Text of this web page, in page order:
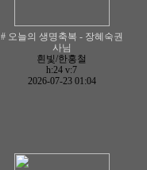
# 오늘의 생명축복 - 장혜숙권
사님
흰빛/한홍철
h:24 v:7
2026-07-23 01:04